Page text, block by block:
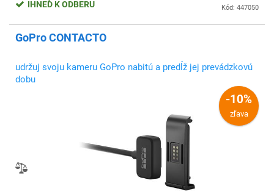
Kód: 447050
IHNEĎ K ODBERU
GoPro CONTACTO
udržuj svoju kameru GoPro nabitú a predĺž jej prevádzkovú
dobu
-10%
zľava